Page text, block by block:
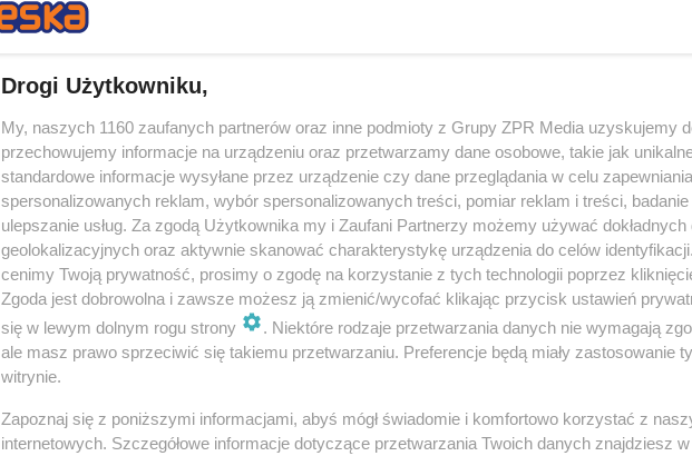
Trzeba ważyć powyżej 50 kilogramów, nie zażywać w danej
chwili żadnych leków oraz być po prostu osobą zdrową.
człowiekowi - dodaje ratownik Krzysztof Misiewicz, który jest
Drogi Użytkowniku,
My, naszych 1160 zaufanych partnerów oraz inne podmioty z Grupy ZPR Media uzyskujemy
przechowujemy informacje na urządzeniu oraz przetwarzamy dane osobowe, takie jak
standardowe informacje wysyłane przez urządzenie czy dane przeglądania w celu zapewniania
spersonalizowanych reklam, wybór spersonalizowanych treści, pomiar reklam i treści,
ulepszanie usług. Za zgodą Użytkownika my i Zaufani Partnerzy możemy używać dokładnych
geolokalizacyjnych oraz aktywnie skanować charakterystykę urządzenia do celów
cenimy Twoją prywatność, prosimy o zgodę na korzystanie z tych technologii poprzez
Zgoda jest dobrowolna i zawsze możesz ją zmienić/wycofać klikając przycisk ustawień
się w lewym dolnym rogu strony
. Niektóre rodzaje przetwarzania danych nie wymagają
ale masz prawo sprzeciwić się takiemu przetwarzaniu. Preferencje będą miały zastosowanie
witrynie.
Zapoznaj się z poniższymi informacjami, abyś mógł świadomie i komfortowo korzystać z
internetowych. Szczegółowe informacje dotyczące przetwarzania Twoich danych znajdziesz w